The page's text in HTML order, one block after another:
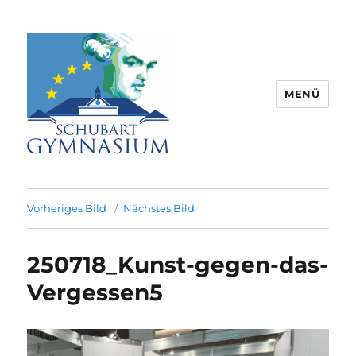
Partnerschule für Europa |
Rombacherstr. 30 | 73430 Aalen
MENÜ
Vorheriges Bild Nächstes Bild
250718_Kunst-gegen-das-
Vergessen5